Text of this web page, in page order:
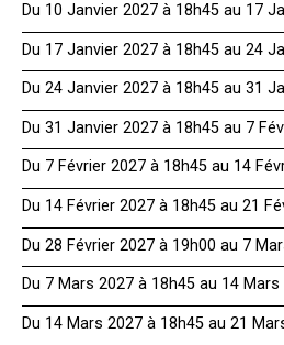
Du 10 Janvier 2027 à 18h45 au 17
Du 17 Janvier 2027 à 18h45 au 24
Du 24 Janvier 2027 à 18h45 au 31
Du 31 Janvier 2027 à 18h45 au 7
Du 7 Février 2027 à 18h45 au 14
Du 14 Février 2027 à 18h45 au 21
Du 28 Février 2027 à 19h00 au 7
Du 7 Mars 2027 à 18h45 au 14
Du 14 Mars 2027 à 18h45 au 21